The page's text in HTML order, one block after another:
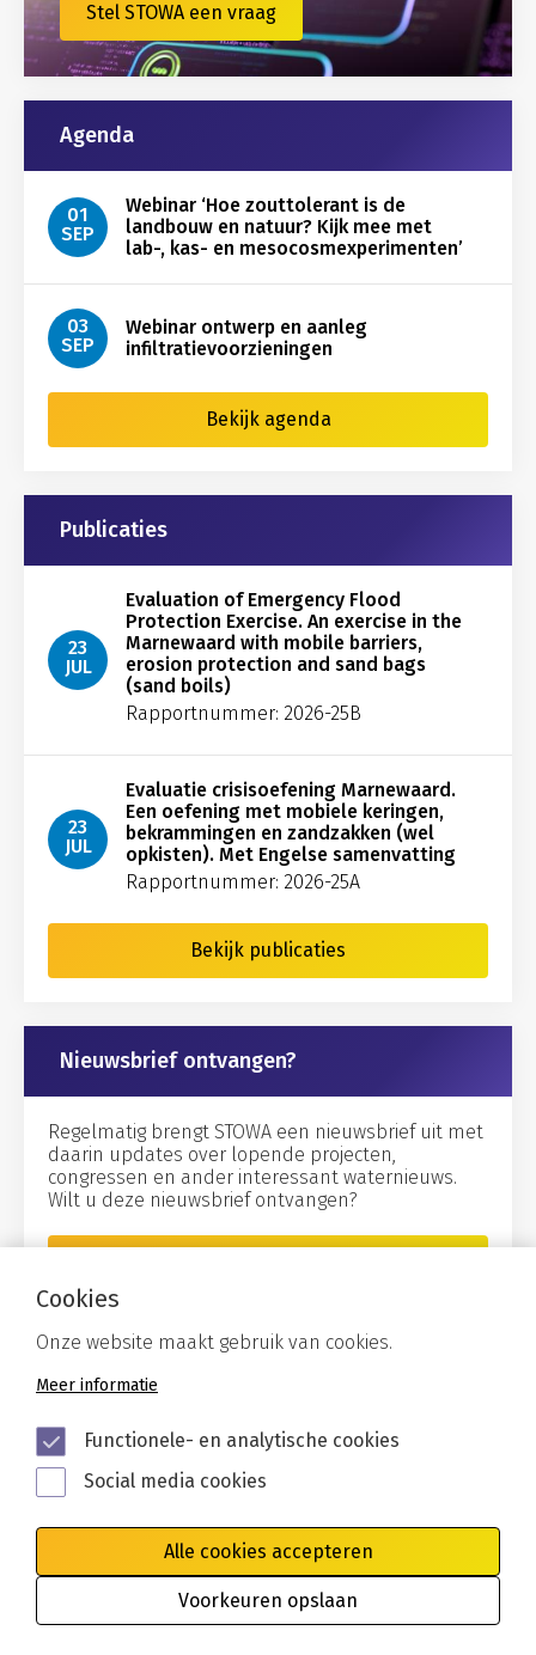
Stel STOWA een vraag
Agenda
01
SEP
Webinar ‘Hoe zouttolerant is de
landbouw en natuur? Kijk mee met
lab-, kas- en mesocosmexperimenten’
03
SEP
Webinar ontwerp en aanleg
infiltratievoorzieningen
Bekijk agenda
Publicaties
23
JUL
Evaluation of Emergency Flood
Protection Exercise. An exercise in the
Marnewaard with mobile barriers,
erosion protection and sand bags
(sand boils)
Rapportnummer: 2026-25B
23
JUL
Evaluatie crisisoefening Marnewaard.
Een oefening met mobiele keringen,
bekrammingen en zandzakken (wel
opkisten). Met Engelse samenvatting
Rapportnummer: 2026-25A
Bekijk publicaties
Nieuwsbrief ontvangen?
Regelmatig brengt STOWA een nieuwsbrief uit met
daarin updates over lopende projecten,
congressen en ander interessant waternieuws.
Wilt u deze nieuwsbrief ontvangen?
Algemene voorwaarden Privacy
Cookies
Disclaimer
Cookies
Onze website maakt gebruik van cookies.
Meer informatie
Functionele- en analytische cookies
Social media cookies
Alle cookies accepteren
Voorkeuren opslaan